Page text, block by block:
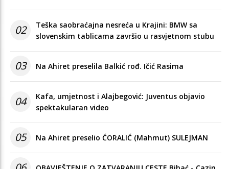
02
Teška saobraćajna nesreća u Krajini: BMW sa
slovenskim tablicama završio u rasvjetnom stubu
03 Na Ahiret preselila Balkić rođ. Ičić Rasima
04
Kafa, umjetnost i Alajbegović: Juventus objavio
spektakularan video
05 Na Ahiret preselio ĆORALIĆ (Mahmut) SULEJMAN